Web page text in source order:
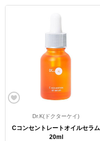
Dr.K(ドクターケイ)
Cコンセントレートオイルセラム
20ml